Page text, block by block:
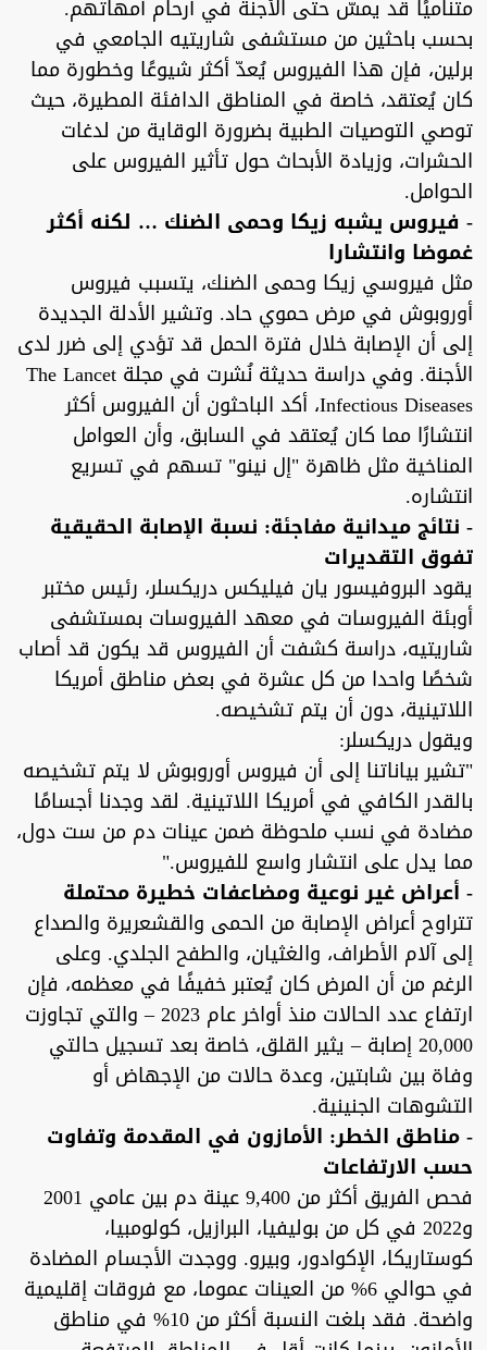
متناميًا قد يمسّ حتى الأجنة في أرحام أمهاتهم.
بحسب باحثين من مستشفى شاريتيه الجامعي في
برلين، فإن هذا الفيروس يُعدّ أكثر شيوعًا وخطورة مما
كان يُعتقد، خاصة في المناطق الدافئة المطيرة، حيث
توصي التوصيات الطبية بضرورة الوقاية من لدغات
الحشرات، وزيادة الأبحاث حول تأثير الفيروس على
الحوامل.
- فيروس يشبه زيكا وحمى الضنك … لكنه أكثر
غموضا وانتشارا
مثل فيروسي زيكا وحمى الضنك، يتسبب فيروس
أوروبوش في مرض حموي حاد. وتشير الأدلة الجديدة
إلى أن الإصابة خلال فترة الحمل قد تؤدي إلى ضرر لدى
الأجنة. وفي دراسة حديثة نُشرت في مجلة The Lancet
Infectious Diseases، أكد الباحثون أن الفيروس أكثر
انتشارًا مما كان يُعتقد في السابق، وأن العوامل
المناخية مثل ظاهرة "إل نينو" تسهم في تسريع
انتشاره.
- نتائج ميدانية مفاجئة: نسبة الإصابة الحقيقية
تفوق التقديرات
يقود البروفيسور يان فيليكس دريكسلر، رئيس مختبر
أوبئة الفيروسات في معهد الفيروسات بمستشفى
شاريتيه، دراسة كشفت أن الفيروس قد يكون قد أصاب
شخصًا واحدا من كل عشرة في بعض مناطق أمريكا
اللاتينية، دون أن يتم تشخيصه.
ويقول دريكسلر:
"تشير بياناتنا إلى أن فيروس أوروبوش لا يتم تشخيصه
بالقدر الكافي في أمريكا اللاتينية. لقد وجدنا أجسامًا
مضادة في نسب ملحوظة ضمن عينات دم من ست دول،
مما يدل على انتشار واسع للفيروس."
- أعراض غير نوعية ومضاعفات خطيرة محتملة
تتراوح أعراض الإصابة من الحمى والقشعريرة والصداع
إلى آلام الأطراف، والغثيان، والطفح الجلدي. وعلى
الرغم من أن المرض كان يُعتبر خفيفًا في معظمه، فإن
ارتفاع عدد الحالات منذ أواخر عام 2023 – والتي تجاوزت
20,000 إصابة – يثير القلق، خاصة بعد تسجيل حالتي
وفاة بين شابتين، وعدة حالات من الإجهاض أو
التشوهات الجنينية.
- مناطق الخطر: الأمازون في المقدمة وتفاوت
حسب الارتفاعات
فحص الفريق أكثر من 9,400 عينة دم بين عامي 2001
و2022 في كل من بوليفيا، البرازيل، كولومبيا،
كوستاريكا، الإكوادور، وبيرو. ووجدت الأجسام المضادة
في حوالي 6% من العينات عموما، مع فروقات إقليمية
واضحة. فقد بلغت النسبة أكثر من 10% في مناطق